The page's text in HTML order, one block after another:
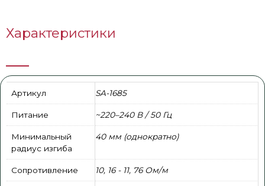
Характеристики
Артикул SA-1685
Питание ~220–240 В / 50 Гц
Минимальный
радиус изгиба
40 мм (однократно)
Сопротивление 10, 16 - 11, 76 Ом/м